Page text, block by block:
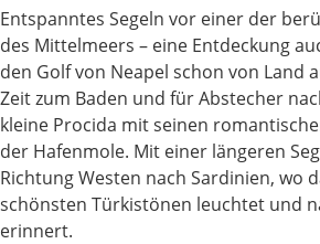
Entspanntes Segeln vor einer der
des Mittelmeers – eine Entdeckung
den Golf von Neapel schon von Land
Zeit zum Baden und für Abstecher
kleine Procida mit seinen
der Hafenmole. Mit einer längeren
Richtung Westen nach Sardinien, wo
schönsten Türkistönen leuchtet und
erinnert.